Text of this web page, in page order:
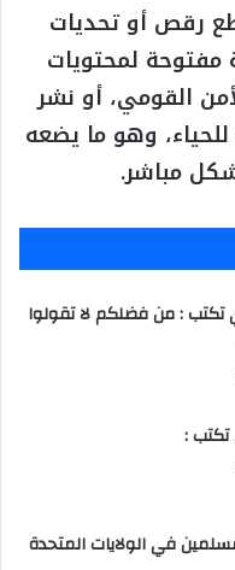
رقص أو تحديات
لمحتويات
القومي، أو نشر
وهو ما يضعه
مباشر.
: من فضلكم لا تقولوا
تكتب :
في الولايات المتحدة